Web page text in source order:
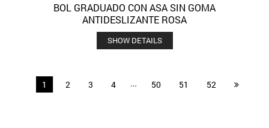
BOL GRADUADO CON ASA SIN GOMA
ANTIDESLIZANTE ROSA
SHOW DETAILS
1 2 3 4 … 50 51 52